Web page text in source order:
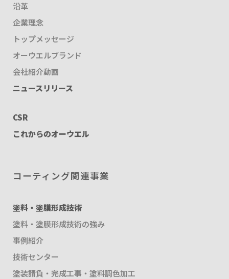
沿革
企業理念
トップメッセージ
オーウエルブランド
会社紹介動画
ニュースリリース
CSR
これからのオーウエル
コーティング関連事業
塗料・塗膜形成技術
塗料・塗膜形成技術の強み
事例紹介
技術センター
塗装請負・完成工事・塗料調色加工